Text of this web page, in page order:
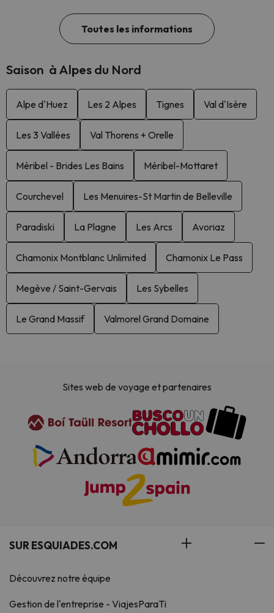
Toutes les informations
Saison à Alpes du Nord
Alpe d'Huez Les 2 Alpes Tignes Val d'Isère
Les 3 Vallées Val Thorens + Orelle
Méribel - Brides Les Bains Méribel-Mottaret
Courchevel Les Menuires-St Martin de Belleville
Paradiski La Plagne Les Arcs Avoriaz
Chamonix Montblanc Unlimited Chamonix Le Pass
Megève / Saint-Gervais Les Sybelles
Le Grand Massif Valmorel Grand Domaine
Sites web de voyage et partenaires
SUR ESQUIADES.COM
Découvrez notre équipe
Gestion de l'entreprise - ViajesParaTi